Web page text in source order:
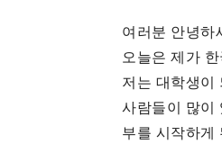
여러분 안녕하
오늘은 제가
저는 대학생이
사람들이 많이
부를 시작하게